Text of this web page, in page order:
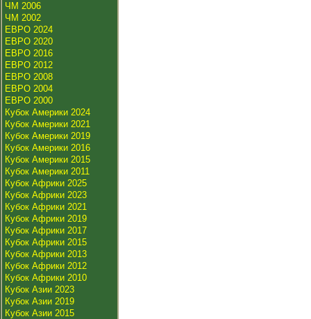
ЧМ 2006
ЧМ 2002
ЕВРО 2024
ЕВРО 2020
ЕВРО 2016
ЕВРО 2012
ЕВРО 2008
ЕВРО 2004
ЕВРО 2000
Кубок Америки 2024
Кубок Америки 2021
Кубок Америки 2019
Кубок Америки 2016
Кубок Америки 2015
Кубок Америки 2011
Кубок Африки 2025
Кубок Африки 2023
Кубок Африки 2021
Кубок Африки 2019
Кубок Африки 2017
Кубок Африки 2015
Кубок Африки 2013
Кубок Африки 2012
Кубок Африки 2010
Кубок Азии 2023
Кубок Азии 2019
Кубок Азии 2015